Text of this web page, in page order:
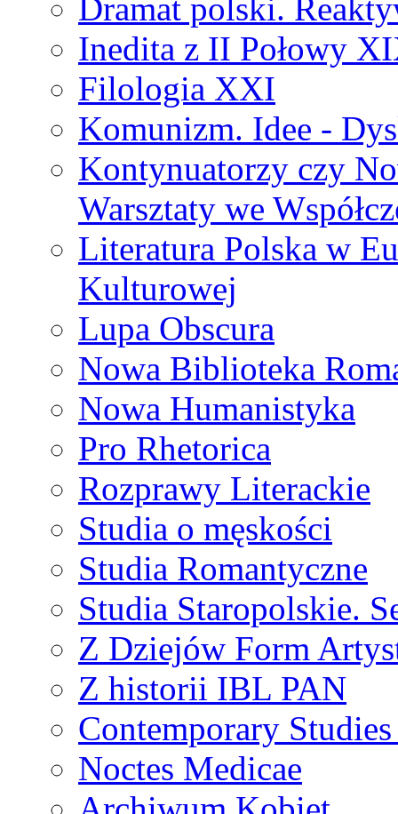
Dramat polski.
Inedita z II Połowy
Filologia XXI
Komunizm. Idee -
Kontynuatorzy czy
Warsztaty we
Literatura Polska w
Kulturowej
Lupa Obscura
Nowa Biblioteka
Nowa Humanistyka
Pro Rhetorica
Rozprawy Literackie
Studia o męskości
Studia Romantyczne
Studia Staropolskie.
Z Dziejów Form
Z historii IBL PAN
Contemporary
Noctes Medicae